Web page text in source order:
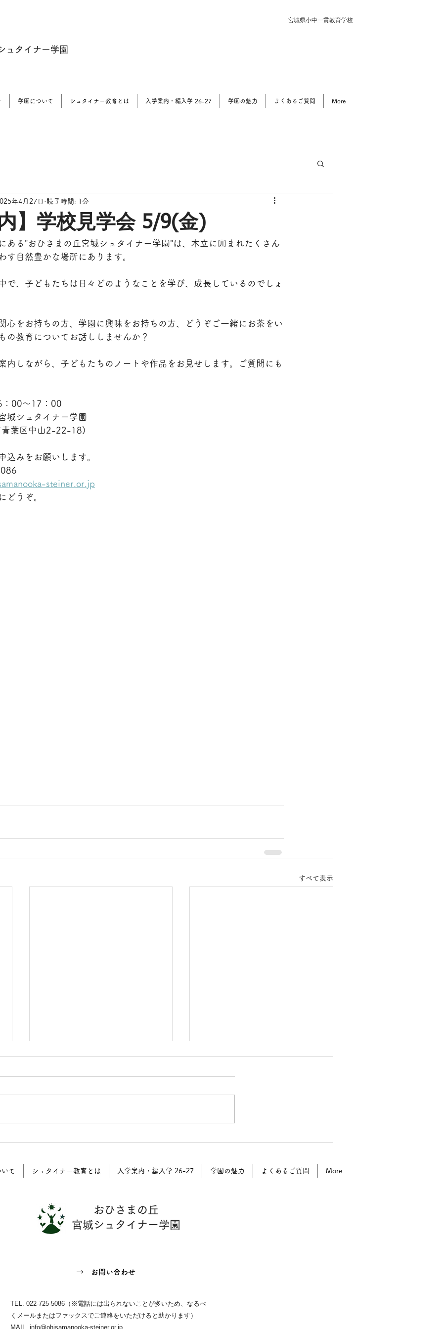
タイナー学園
​​宮城県小中一貫教育学校
学園について シュタイナー教育とは 入学案内・編入学 26-27 学園の魅力 よくあるご質問 More
】学校見学会 5/9(金)
年4月27日 読了時間: 1分
ある"おひさまの丘宮城シュタイナー学園"は、木立に囲まれたくさん
す自然豊かな場所にあります。
で、子どもたちは日々どのようなことを学び、成長しているのでしょ
心をお持ちの方、学園に興味をお持ちの方、どうぞご一緒にお茶をい
の教育についてお話ししませんか？
内しながら、子どもたちのノートや作品をお見せします。ご質問にも
00〜17：00
城シュタイナー学園
葉区中山2-22-18)
込みをお願いします。
steiner.or.jp
どうぞ。
すべて表示
座 オンサイト第一回
て シュタイナー教育とは 入学案内・編入学 26-27 学園の魅力 よくあるご質問 More
おひさまの丘
宮城シュタイナー学園
→ お問い合わせ
TEL. 022-725-5086（※電話には出られないことが多いため、なるべ
くメールまたはファックスでご連絡をいただけると助かります）
MAIL. info@ohisamanooka-steiner.or.jp